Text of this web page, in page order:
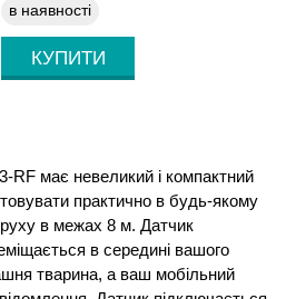
в наявності
RF має невеликий і компактний
практично в будь-якому
в межах 8 м. Датчик
в середині вашого
тварина, а ваш мобільний